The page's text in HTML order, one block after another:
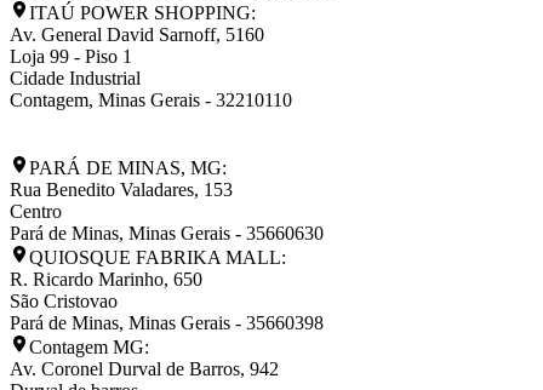
ITAÚ POWER SHOPPING:
Av. General David Sarnoff, 5160
Loja 99 - Piso 1
Cidade Industrial
Contagem, Minas Gerais - 32210110
PARÁ DE MINAS, MG:
Rua Benedito Valadares, 153
Centro
Pará de Minas, Minas Gerais - 35660630
QUIOSQUE FABRIKA MALL:
R. Ricardo Marinho, 650
São Cristovao
Pará de Minas, Minas Gerais - 35660398
Contagem MG:
Av. Coronel Durval de Barros, 942